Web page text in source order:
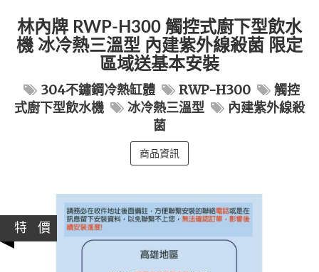
林內牌 RWP-H300 觸控式廚下型飲水
機 冰冷熱三溫型 內建紫外線殺菌 限定
區域送基本安裝
304不鏽鋼冷熱缸體 RWP-H300
觸控
式廚下型飲水機
冰冷熱三溫型
內建紫外線殺
菌
商品資訊
特 價